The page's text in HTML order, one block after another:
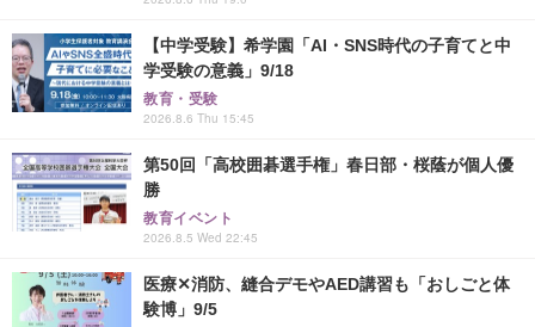
【中学受験】希学園「AI・SNS時代の子育てと中
学受験の意義」9/18
教育・受験
2026.8.6 Thu 15:45
第50回「高校囲碁選手権」春日部・桜蔭が個人優
勝
教育イベント
2026.8.5 Wed 22:45
医療✕消防、縫合デモやAED講習も「おしごと体
験博」9/5